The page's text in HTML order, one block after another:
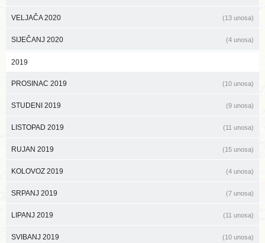
VELJAČA 2020 (13 unosa)
SIJEČANJ 2020 (4 unosa)
2019
PROSINAC 2019 (10 unosa)
STUDENI 2019 (9 unosa)
LISTOPAD 2019 (11 unosa)
RUJAN 2019 (15 unosa)
KOLOVOZ 2019 (4 unosa)
SRPANJ 2019 (7 unosa)
LIPANJ 2019 (11 unosa)
SVIBANJ 2019 (10 unosa)